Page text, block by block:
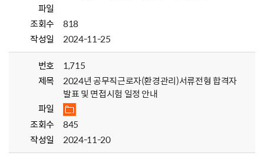
파일
조회수
818
작성일
2024-11-25
번호
1,715
제목
2024년 공무직근로자(환경관리)서류전형 합격자
발표 및 면접시험 일정 안내
파일
조회수
845
작성일
2024-11-20